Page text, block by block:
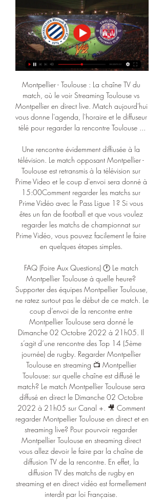
Montpellier - Toulouse : La chaîne TV du
match, où le voir Streaming Toulouse vs
Montpellier en direct live. Match aujourd'hui
vous donne l'agenda, l'horaire et le diffuseur
télé pour regarder la rencontre Toulouse ...
Une rencontre évidemment diffiusée à la
télévision. Le match opposant Montpellier -
Toulouse est retransmis à la télévision sur
Prime Video et le coup d'envoi sera donné à
15:00Comment regarder les matchs sur
Prime Vidéo avec le Pass Ligue 1? Si vous
êtes un fan de football et que vous voulez
regarder les matchs de championnat sur
Prime Vidéo, vous pouvez facilement le faire
en quelques étapes simples.
FAQ (Foire Aux Questions) 🕐 Le match
Montpellier Toulouse à quelle heure?
Supporter des équipes Montpellier Toulouse,
ne ratez surtout pas le début de ce match. Le
coup d’envoi de la rencontre entre
Montpellier Toulouse sera donné le
Dimanche 02 Octobre 2022 à 21h05. Il
s’agit d’une rencontre des Top 14 (5ème
journée) de rugby. Regarder Montpellier
Toulouse en streaming 📺 Montpellier
Toulouse: sur quelle chaîne est diffusé le
match? Le match Montpellier Toulouse sera
diffusé en direct le Dimanche 02 Octobre
2022 à 21h05 sur Canal +. 🎥 Comment
regarder Montpellier Toulouse en direct et en
streaming live? Pour pourvoir regarder
Montpellier Toulouse en streaming direct
vous allez devoir le faire par la chaîne de
diffusion TV de la rencontre. En effet, la
diffusion TV des matchs de rugby en
streaming et en direct vidéo est formellement
interdit par loi Française.